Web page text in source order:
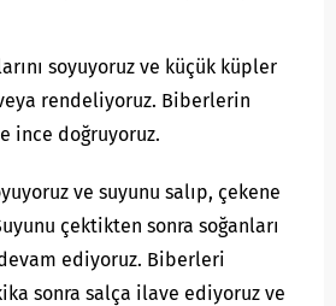
soyuyoruz ve küçük küpler
rendeliyoruz. Biberlerin
ince doğruyoruz.
ve suyunu salıp, çekene
çektikten sonra soğanları
ediyoruz. Biberleri
sonra salça ilave ediyoruz ve